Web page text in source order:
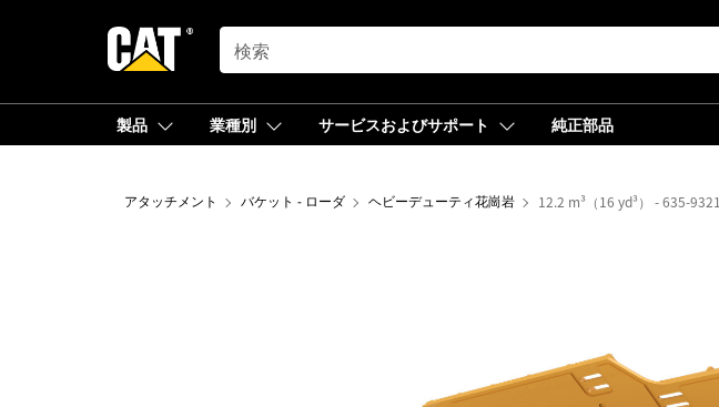
SEARCH
製品 業種別 サービスおよびサポート 純正部品
アタッチメント バケット - ローダ ヘビーデューティ花崗岩 12.2 m³（16 yd³） - 635-9321